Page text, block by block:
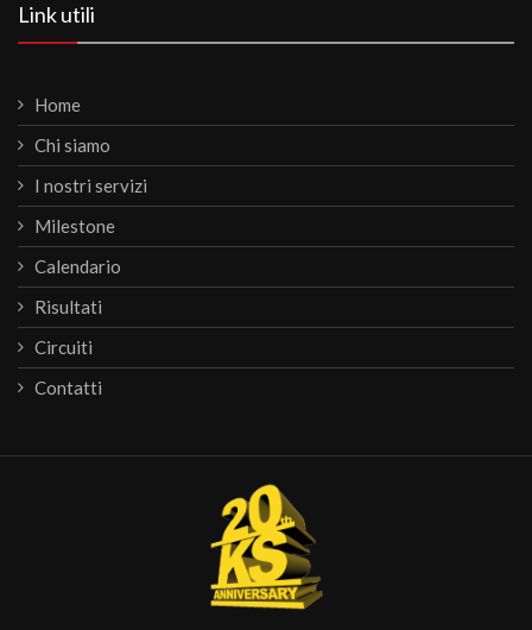
Link utili
Home
Chi siamo
I nostri servizi
Milestone
Calendario
Risultati
Circuiti
Contatti